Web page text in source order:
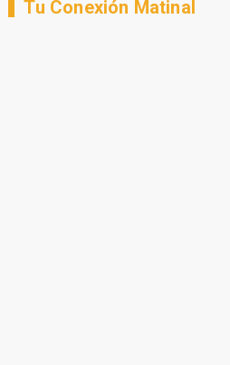
Tu Conexión Matinal